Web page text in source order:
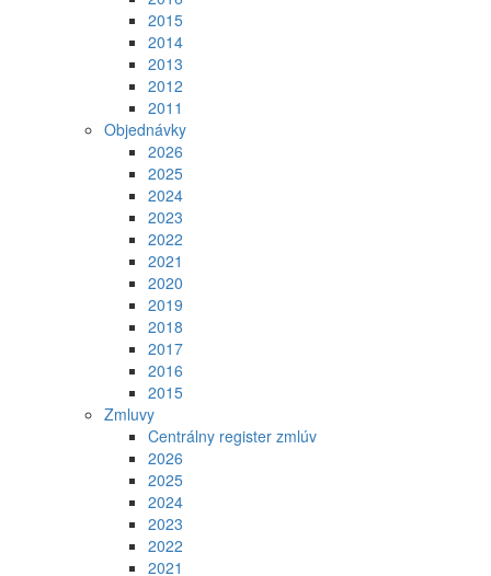
2015
2014
2013
2012
2011
Objednávky
2026
2025
2024
2023
2022
2021
2020
2019
2018
2017
2016
2015
Zmluvy
Centrálny register zmlúv
2026
2025
2024
2023
2022
2021